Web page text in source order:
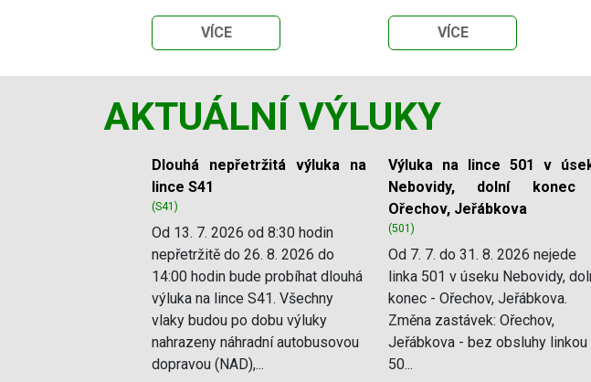
VÍCE VÍCE
AKTUÁLNÍ VÝLUKY
Slide 1 of 11
Dlouhá nepřetržitá výluka na
lince S41
(S41)
Od 13. 7. 2026 od 8:30 hodin
nepřetržitě do 26. 8. 2026 do
14:00 hodin bude probíhat dlouhá
výluka na lince S41. Všechny
vlaky budou po dobu výluky
nahrazeny náhradní autobusovou
dopravou (NAD),...
Výluka na lince 501 v
Nebovidy, dolní
Ořechov, Jeřábkova
(501)
Od 7. 7. do 31. 8. 2026 nejede
linka 501 v úseku Nebovidy,
konec - Ořechov, Jeřábkova.
Změna zastávek: Ořechov,
Jeřábkova - bez obsluhy linkou
50...